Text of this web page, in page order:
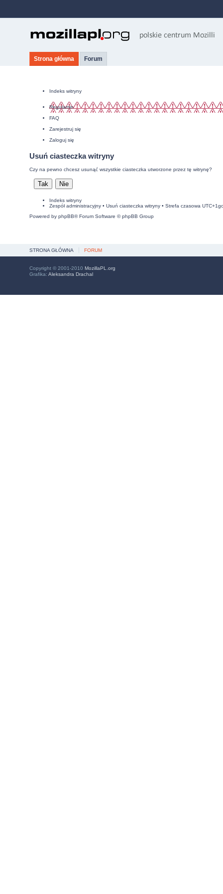
Strona główna Forum
Indeks witryny
Regulamin
FAQ
Zarejestruj się
Zaloguj się
Usuń ciasteczka witryny
Czy na pewno chcesz usunąć wszystkie ciasteczka utworzone przez tę witrynę?
Indeks witryny
Zespół administracyjny• Usuń ciasteczka witryny• Strefa czasowa
Powered by phpBB® Forum Software © phpBB Group
STRONA GŁÓWNA FORUM
Copyright © 2001-2010 MozillaPL.org
Grafika: Aleksandra Drachal